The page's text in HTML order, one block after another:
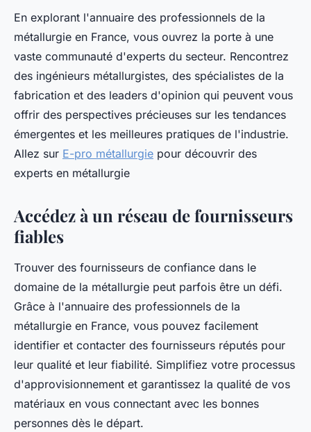
En explorant l'annuaire des professionnels de la
métallurgie en France, vous ouvrez la porte à une
vaste communauté d'experts du secteur. Rencontrez
des ingénieurs métallurgistes, des spécialistes de la
fabrication et des leaders d'opinion qui peuvent vous
offrir des perspectives précieuses sur les tendances
émergentes et les meilleures pratiques de l'industrie.
Allez sur E-pro métallurgie pour découvrir des
experts en métallurgie
Accédez à un réseau de fournisseurs
fiables
Trouver des fournisseurs de confiance dans le
domaine de la métallurgie peut parfois être un défi.
Grâce à l'annuaire des professionnels de la
métallurgie en France, vous pouvez facilement
identifier et contacter des fournisseurs réputés pour
leur qualité et leur fiabilité. Simplifiez votre processus
d'approvisionnement et garantissez la qualité de vos
matériaux en vous connectant avec les bonnes
personnes dès le départ.